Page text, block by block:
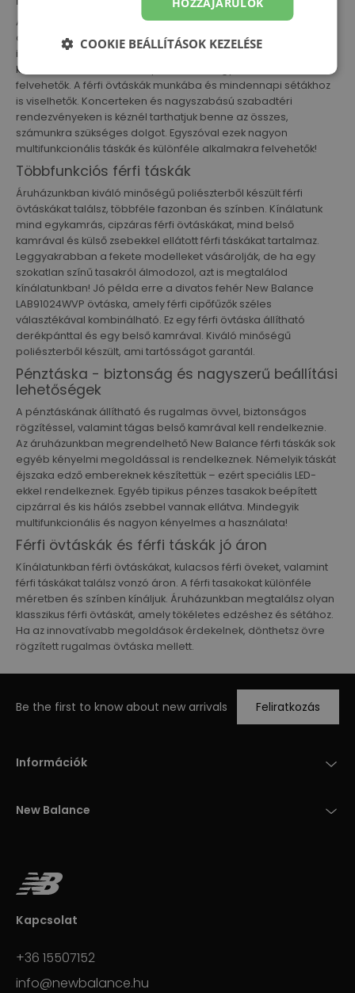
A férfi övtáska egy könnyű és kényelmes viseletű minitáska,
amely gyors hozzáférést biztosít a benne lévő dolgokhoz. Az
ilyen típusú férfi kiegészítők hordhatók turisztikai célú
kirándulásokon, valamint sportolásra vagy futásra is
felvehetők. A férfi övtáskák munkába és mindennapi sétákhoz
is viselhetők. Koncerteken és nagyszabású szabadtéri
rendezvényeken is kéznél tarthatjuk benne az összes,
számunkra szükséges dolgot. Egyszóval ezek nagyon
multifunkcionális táskák és különféle alkalmakra felvehetők!
Többfunkciós férfi táskák
Áruházunkban kiváló minőségű poliészterből készült férfi
övtáskákat találsz, többféle fazonban és színben. Kínálatunk
mind egykamrás, cipzáras férfi övtáskákat, mind belső
kamrával és külső zsebekkel ellátott férfi táskákat tartalmaz.
Leggyakrabban a fekete modelleket vásárolják, de ha egy
szokatlan színű tasakról álmodozol, azt is megtalálod
kínálatunkban! Jó példa erre a divatos fehér New Balance
LAB91024WVP övtáska, amely férfi cipőfűzők széles
választékával kombinálható. Ez egy férfi övtáska állítható
derékpánttal és egy belső kamrával. Kiváló minőségű
poliészterből készült, ami tartósságot garantál.
Pénztáska - biztonság és nagyszerű beállítási
lehetőségek
A pénztáskának állítható és rugalmas övvel, biztonságos
rögzítéssel, valamint tágas belső kamrával kell rendelkeznie.
Az áruházunkban megrendelhető New Balance férfi táskák sok
egyéb kényelmi megoldással is rendelkeznek. Némelyik táskát
éjszaka edző embereknek készítettük – ezért speciális LED-
ekkel rendelkeznek. Egyéb tipikus pénzes tasakok beépített
cipzárral és kis hálós zsebbel vannak ellátva. Mindegyik
multifunkcionális és nagyon kényelmes a használata!
Férfi övtáskák és férfi táskák jó áron
Kínálatunkban férfi övtáskákat, kulacsos férfi öveket, valamint
férfi táskákat találsz vonzó áron. A férfi tasakokat különféle
méretben és színben kínáljuk. Áruházunkban megtalálsz olyan
klasszikus férfi övtáskát, amely tökéletes edzéshez és sétához.
Ha az innovatívabb megoldások érdekelnek, dönthetsz övre
rögzített rugalmas övtáska mellett.
Be the first to know about new arrivals Feliratkozás
Információk
New Balance
Kapcsolat
+36 15507152
info@newbalance.hu
COOKIE BEÁLLÍTÁSOK KEZELÉSE